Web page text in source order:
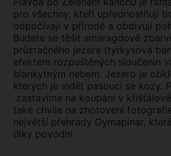
pro všechny, kteří upřednostňují
odpočívají v přírodě a obdivují
Budete se těšit smaragdově
průzračného jezera (tyrkysová
efektem rozpuštěných sloučenin
blankytným nebem. Jezero je
kterých je vidět pasoucí se kozy.
zastavíme na koupání v
také chvíle na zhotovení
největší přehrady Oymapinar,
díky povodni.